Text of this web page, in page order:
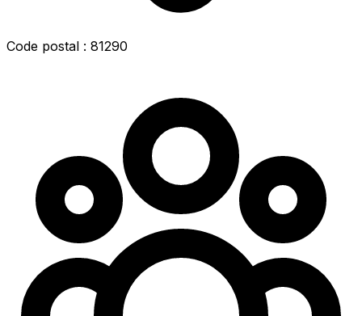
Code postal : 81290